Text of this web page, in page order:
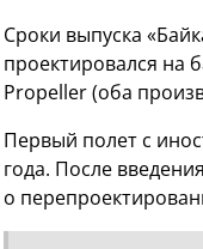
Сроки выпуска
проектировался на
Propeller (оба
Первый полет с
года. После
о